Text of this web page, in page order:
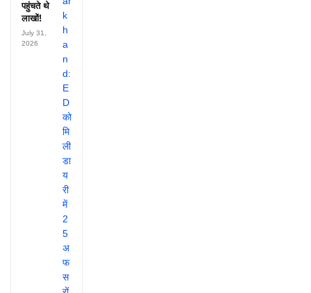
पहुंचते थे
लाखों!
July 31,
2026